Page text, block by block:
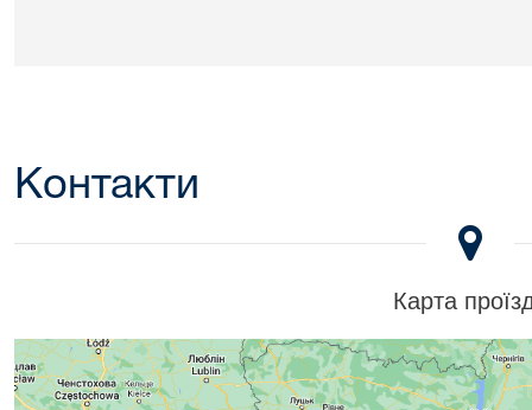
Контакти
Карта